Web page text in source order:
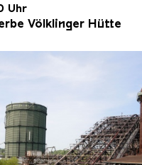
Uhr
Völklinger Hütte